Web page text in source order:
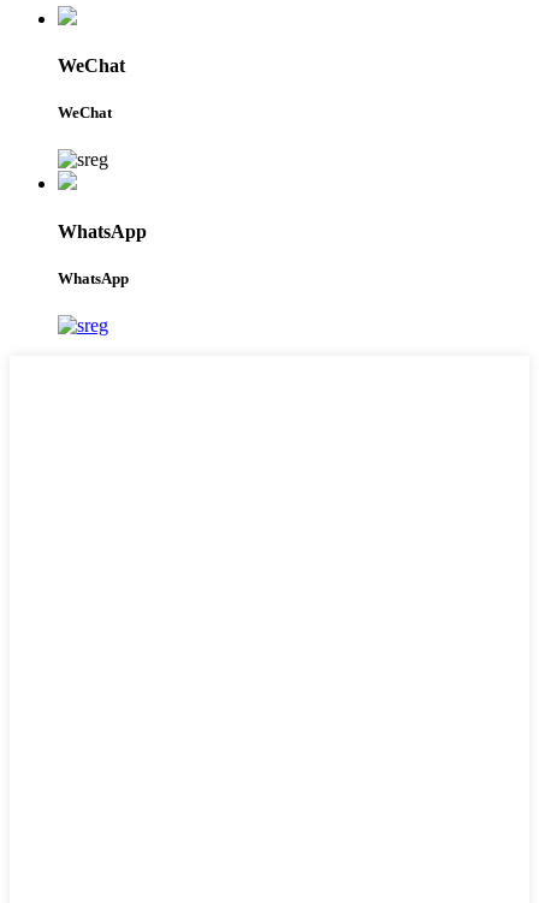
WeChat
WeChat
WhatsApp
WhatsApp